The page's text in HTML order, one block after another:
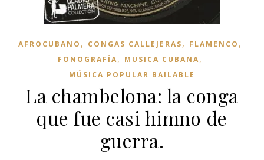
AFROCUBANO , CONGAS CALLEJERAS, FLAMENCO ,
FONOGRAFÍA, MUSICA CUBANA,
MÚSICA POPULAR BAILABLE
La chambelona: la conga
que fue casi himno de
guerra.